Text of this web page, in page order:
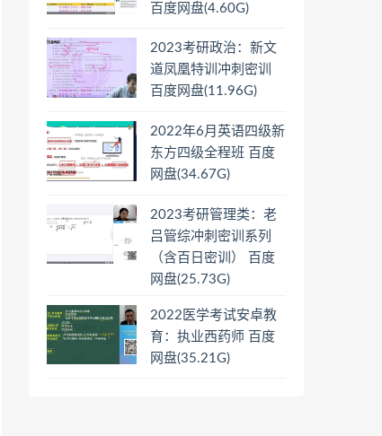
百度网盘(4.60G)
2023考研政治：新文
道凤凰特训冲刺密训
百度网盘(11.96G)
2022年6月英语四级新
东方四级全程班 百度
网盘(34.67G)
2023考研管理类：老
吕管综冲刺密训系列
（含百日密训） 百度
网盘(25.73G)
2022医学考试安卓教
育：执业西药师 百度
网盘(35.21G)